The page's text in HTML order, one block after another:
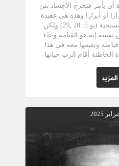
أن يأمر فتخرج الأجساد من
أو أبرارا وهذه هي عقيدة
جميع الديانات غير المسيحية (يو 5: 28 ,29) ولكن
نفسه إنه هو القيامة وجاء
ويقيمها معه في هذا
الخاطئة أقام الرب حياتها
وضعفاتها هذا ما نسميه
الجبان أمام الجارية ذو
وخرج فرحا لأنه حسب
يسوع معه وبقية التلاميذ
والشك دخل عليهم يسوع
لهم سلام لكم فقاموا معه
الأولى فالقيامة في
المزيد